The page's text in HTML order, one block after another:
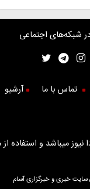
در شبکه‌های اجتماعی
تماس با ما آرشیو
میباشد و استفاده
خبری و خبرگزاری آسام